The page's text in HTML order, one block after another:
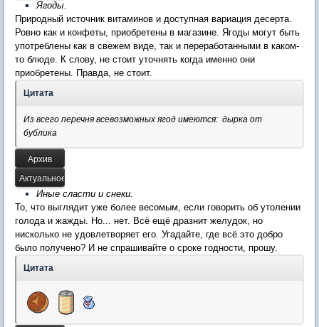
Ягоды.
Природный источник витаминов и доступная вариация десерта.
Ровно как и конфеты, приобретены в магазине. Ягоды могут быть
употреблены как в свежем виде, так и переработанными в каком-
то блюде. К слову, не стоит уточнять когда именно они
приобретены. Правда, не стоит.
Цитата
Из всего перечня всевозможных ягод имеются: дырка от
бублика
Иные сласти и снеки.
​То, что выглядит уже более весомым, если говорить об утолении
голода и жажды. Но... нет. Всё ещё дразнит желудок, но
нисколько не удовлетворяет его. Угадайте, где всё это добро
было получено? И не спрашивайте о сроке годности, прошу.
Цитата